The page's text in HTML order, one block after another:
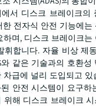
서 디스크 브레이크의
한 전자식 안전 기능에는
하며, 디스크 브레이크는
휘합니다. 자율 비상 제
와 같은 기술과의 호환
차급에 널리 도입되고 있
안전 시스템이 요구하
위해 디스크 브레이크